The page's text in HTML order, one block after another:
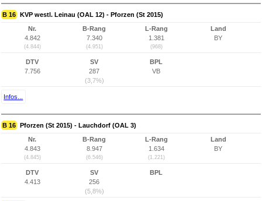
B 16 KVP westl. Leinau (OAL 12) - Pforzen (St 2015)
Nr.
4.842
(4.844)
B-Rang
7.340
(4.951)
L-Rang
1.381
(968)
Land
BY
DTV
7.756
SV
287
(3,7%)
BPL
VB
Infos...
B 16 Pforzen (St 2015) - Lauchdorf (OAL 3)
Nr.
4.843
(4.845)
B-Rang
8.947
(6.546)
L-Rang
1.634
(1.221)
Land
BY
DTV
4.413
SV
256
(5,8%)
BPL